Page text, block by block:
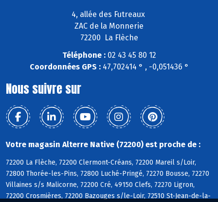
4, allée des Futreaux
ZAC de la Monnerie
72200 La Flèche
Téléphone :02 43 45 80 12
Coordonnées GPS :47,702414 ° , -0,051436 °
Nous suivre sur
Votre magasin Alterre Native (72200) est proche de :
72200 La Flèche, 72200 Clermont-Créans, 72200 Mareil s/Loir,
72800 Thorée-les-Pins, 72800 Luché-Pringé, 72270 Bousse, 72270
Villaines s/s Malicorne, 72200 Cré, 49150 Clefs, 72270 Ligron,
72200 Crosmières, 72200 Bazouges s/le-Loir, 72510 St-Jean-de-la-